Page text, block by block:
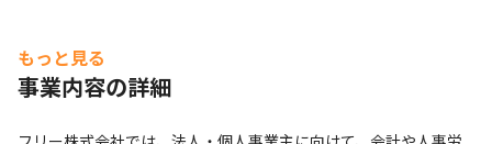
もっと見る
事業内容の詳細